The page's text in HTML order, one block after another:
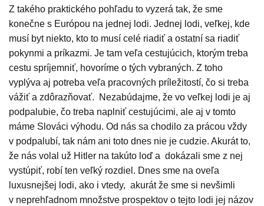
Z takého praktického pohľadu to vyzerá tak, že sme
konečne s Európou na jednej lodi. Jednej lodi, veľkej, kde
musí byt niekto, kto to musí celé riadiť a ostatní sa riadiť
pokynmi a príkazmi. Je tam veľa cestujúcich, ktorým treba
cestu spríjemniť, hovoríme o tých vybraných. Z toho
vyplýva aj potreba veľa pracovných príležitostí, čo si treba
vážiť a zdôrazňovať. Nezabúdajme, že vo veľkej lodi je aj
podpalubie, čo treba naplniť cestujúcimi, ale aj v tomto
máme Slováci výhodu. Od nás sa chodilo za prácou vždy
v podpalubí, tak nám ani toto dnes nie je cudzie. Akurát to,
že nás volal už Hitler na takúto loď a dokázali sme z nej
vystúpiť, robí ten veľký rozdiel. Dnes sme na oveľa
luxusnejšej lodi, ako i vtedy, akurát že sme si nevšimli
v neprehľadnom množstve prospektov o tejto lodi jej názov